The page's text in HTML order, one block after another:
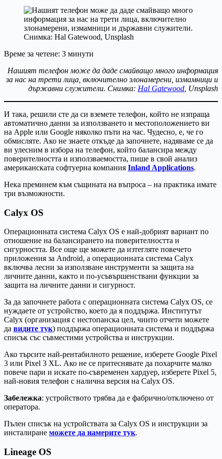
Време за четене: 3 минути
Нашият телефон може да даде смайващо много информация
за нас на трети лица, включително злонамерени, измамници и
държавни служители. Снимка: Hal Gatewood , Unsplash
И така, решили сте да си вземете телефон, който не изпраща
автоматично данни за използването и местоположението ви
на Apple или Google няколко пъти на час. Чудесно, е, че го
обмисляте. Ако не знаете откъде да започнете, надяваме се да
ви улесним в избора на телефон, който балансира между
поверителността и използваемостта, пише в свой анализ
американската софтуерна компания Inland Applications.
Нека преминем към същината на въпроса – на практика имате
три възможности.
Calyx OS
Операционната система Calyx OS е най-добрият вариант по
отношение на балансирането на поверителността и
сигурността. Все още ще можете да изтегляте повечето
приложения за Android, а операционната система Calyx
включва лесни за използване инструменти за защита на
личните данни, както и по-усъвършенствани функции за
защита на личните данни и сигурност.
За да започнете работа с операционната система Calyx OS, се
нуждаете от устройство, което да я поддържа. Институтът
Calyx (организация с нестопанска цел, чиито отчети можете
да видите тук) поддържа операционната система и поддържа
списък със съвместими устройства и инструкции.
Ако търсите най-рентабилното решение, изберете Google Pixel
3 или Pixel 3 XL. Ако не се притеснявате да похарчите малко
повече пари и искате по-съвременен хардуер, изберете Pixel 5,
най-новия телефон с налична версия на Calyx OS.
Забележка: устройството трябва да е фабрично/отключено от
оператора.
Пълен списък на устройствата за Calyx OS и инструкции за
инсталиране можете да намерите тук.
Lineage OS